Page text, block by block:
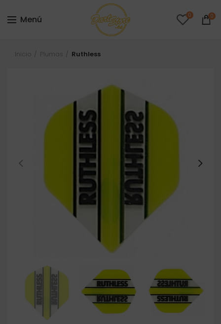
Menú 0 0
Inicio Plumas Ruthless